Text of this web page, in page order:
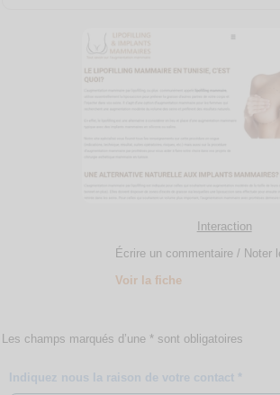
Interaction
Écrire un commentaire / Noter
Voir la fiche
Les champs marqués d’une * sont obligatoires
Indiquez nous la raison de votre contact *